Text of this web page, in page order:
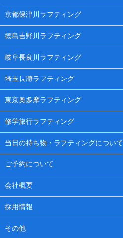
京都保津川ラフティング
徳島吉野川ラフティング
岐阜長良川ラフティング
埼玉長瀞ラフティング
東京奥多摩ラフティング
修学旅行ラフティング
当日の持ち物・ラフティングについて
ご予約について
会社概要
採用情報
その他